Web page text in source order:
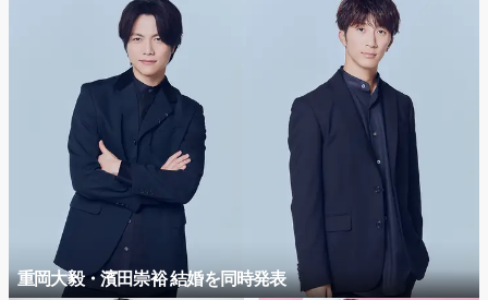
重岡大毅・濱田崇裕 結婚を同時発表